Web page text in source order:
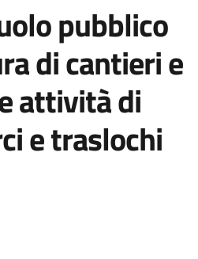
pubblico
di cantieri e
attività di
e traslochi